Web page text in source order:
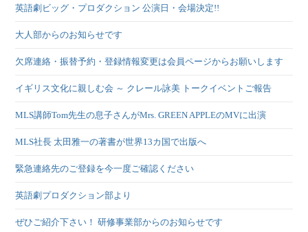
英語劇ビッグ・プロダクション 公演日・会場決定!!
大人部からのお知らせです
欠席連絡・振替予約・登録情報変更は会員ページからお願いします
イギリス文化に親しむ会 ～ クレール詠美 トークイベントご報告
MLS講師Tom先生の息子さんがMrs. GREEN APPLEのMVに出演
MLS社長 太田雅一の著書が世界13カ国で出版へ
緊急連絡先のご登録を今一度ご確認ください
英語劇プロダクション部より
ぜひご紹介下さい！ 研修事業部からのお知らせです